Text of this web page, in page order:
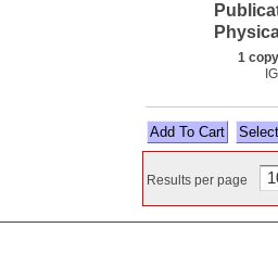
1
Select
Results per page